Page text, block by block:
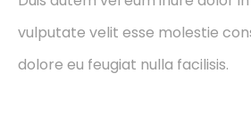
vulputate velit esse molestie
dolore eu feugiat nulla facilisis.